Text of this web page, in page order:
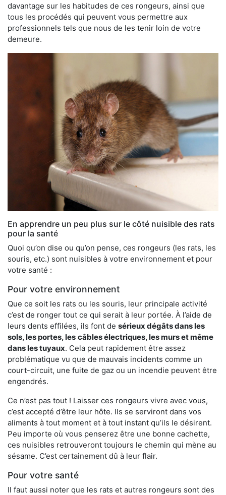
davantage sur les habitudes de ces rongeurs, ainsi que
tous les procédés qui peuvent vous permettre aux
professionnels tels que nous de les tenir loin de votre
demeure.
En apprendre un peu plus sur le côté nuisible des rats
pour la santé
Quoi qu’on dise ou qu’on pense, ces rongeurs (les rats, les
souris, etc.) sont nuisibles à votre environnement et pour
votre santé :
Pour votre environnement
Que ce soit les rats ou les souris, leur principale activité
c’est de ronger tout ce qui serait à leur portée. À l’aide de
leurs dents effilées, ils font de sérieux dégâts dans les
sols, les portes, les câbles électriques, les murs et même
dans les tuyaux. Cela peut rapidement être assez
problématique vu que de mauvais incidents comme un
court-circuit, une fuite de gaz ou un incendie peuvent être
engendrés.
Ce n’est pas tout ! Laisser ces rongeurs vivre avec vous,
c’est accepté d’être leur hôte. Ils se serviront dans vos
aliments à tout moment et à tout instant qu’ils le désirent.
Peu importe où vous penserez être une bonne cachette,
ces nuisibles retrouveront toujours le chemin qui mène au
sésame. C’est certainement dû à leur flair.
Pour votre santé
Il faut aussi noter que les rats et autres rongeurs sont des